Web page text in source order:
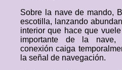
Sobre la nave de mando,
escotilla, lanzando
interior que hace que
importante de la nave,
conexión caiga
la señal de navegación.